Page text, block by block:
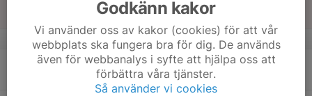
v.38
18:00
Barmarksträning
Klubbstugan
Godkänn kakor
Vi använder oss av kakor (cookies) för att vår
webbplats ska fungera bra för dig. De används
även för webbanalys i syfte att hjälpa oss att
förbättra våra tjänster.
Så använder vi cookies